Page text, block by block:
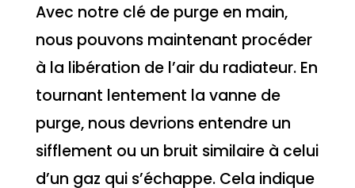
Avec notre clé de purge en main,
nous pouvons maintenant procéder
à la libération de l’air du radiateur. En
tournant lentement la vanne de
purge, nous devrions entendre un
sifflement ou un bruit similaire à celui
d’un gaz qui s’échappe. Cela indique